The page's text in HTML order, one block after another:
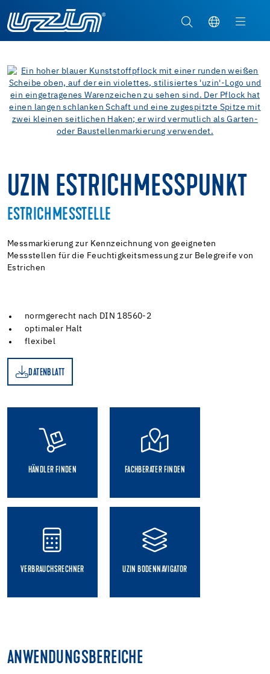
UZIN ESTRICHMESSPUNKT
ESTRICHMESSTELLE
Messmarkierung zur Kennzeichnung von geeigneten
Messstellen für die Feuchtigkeitsmessung zur Belegreife von
Estrichen
normgerecht nach DIN 18560-2
optimaler Halt
flexibel
DATENBLATT
HÄNDLER FINDEN FACHBERATER FINDEN
VERBRAUCHSRECHNER UZIN BODENNAVIGATOR
ANWENDUNGSBEREICHE